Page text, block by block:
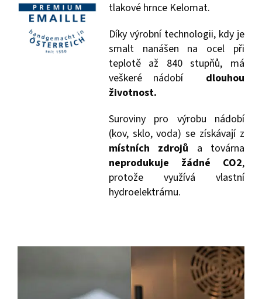
tlakové hrnce Kelomat.
Díky výrobní technologii, kdy je
smalt nanášen na ocel při
teplotě až 840 stupňů, má
veškeré nádobí
dlouhou
životnost.
Suroviny pro výrobu nádobí
(kov, sklo, voda) se získávají z
místních zdrojů a továrna
neprodukuje žádné CO2,
protože využívá vlastní
hydroelektrárnu.